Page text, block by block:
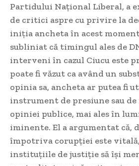
Partidului Național Liberal, a
de critici aspre cu privire la
iniția ancheta în acest
subliniat că timingul ales de
interveni în cazul Ciucu este
poate fi văzut ca având un
opinia sa, ancheta ar putea fi
instrument de presiune sau
opiniei publice, mai ales în
iminente. El a argumentat că,
împotriva corupției este vitală,
instituțiile de justiție să își